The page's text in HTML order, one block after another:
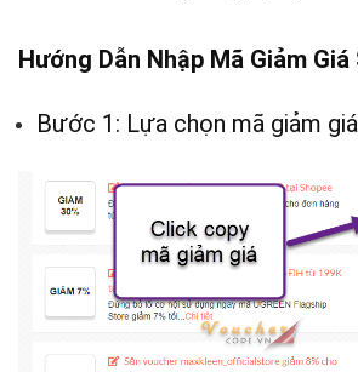
Hướng Dẫn Nhập Mã Giảm Giá
Bước 1: Lựa chọn mã giảm giá